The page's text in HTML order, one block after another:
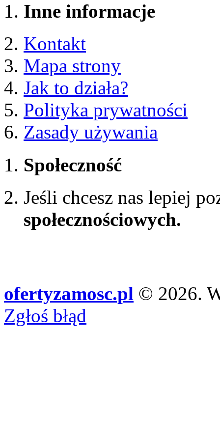
Inne informacje
Kontakt
Mapa strony
Jak to działa?
Polityka prywatności
Zasady używania
Społeczność
Jeśli chcesz nas lepiej
społecznościowych.
ofertyzamosc.pl © 2026.
Zgłoś błąd